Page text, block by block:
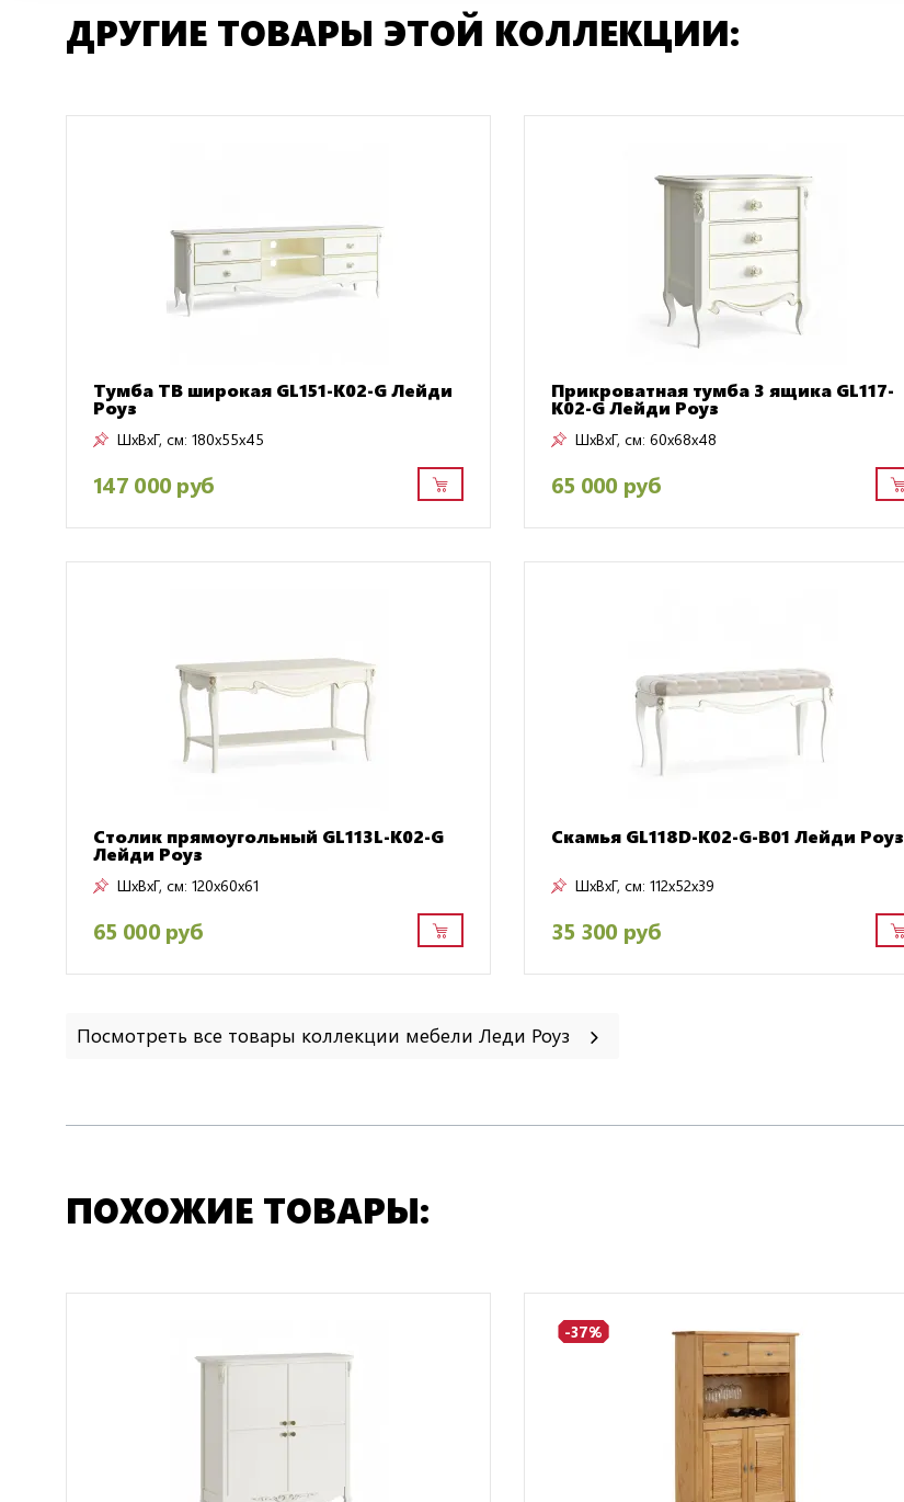
ДРУГИЕ ТОВАРЫ ЭТОЙ КОЛЛЕКЦИИ:
Тумба ТВ широкая GL151-K02-G Лейди
Роуз
ШxВxГ, см: 180x55x45
147 000 руб
Прикроватная тумба 3 ящика GL117-
K02-G Лейди Роуз
ШxВxГ, см: 60x68x48
65 000 руб
Столик прямоугольный GL113L-K02-G
Лейди Роуз
ШxВxГ, см: 120x60x61
65 000 руб
Скамья GL118D-K02-G-B01 Лейди Роуз
ШxВxГ, см: 112x52x39
35 300 руб
Посмотреть все товары коллекции мебели Леди Роуз
ПОХОЖИЕ ТОВАРЫ:
-37%